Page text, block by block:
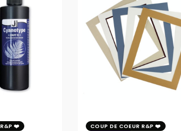
COUP DE COEUR R&P